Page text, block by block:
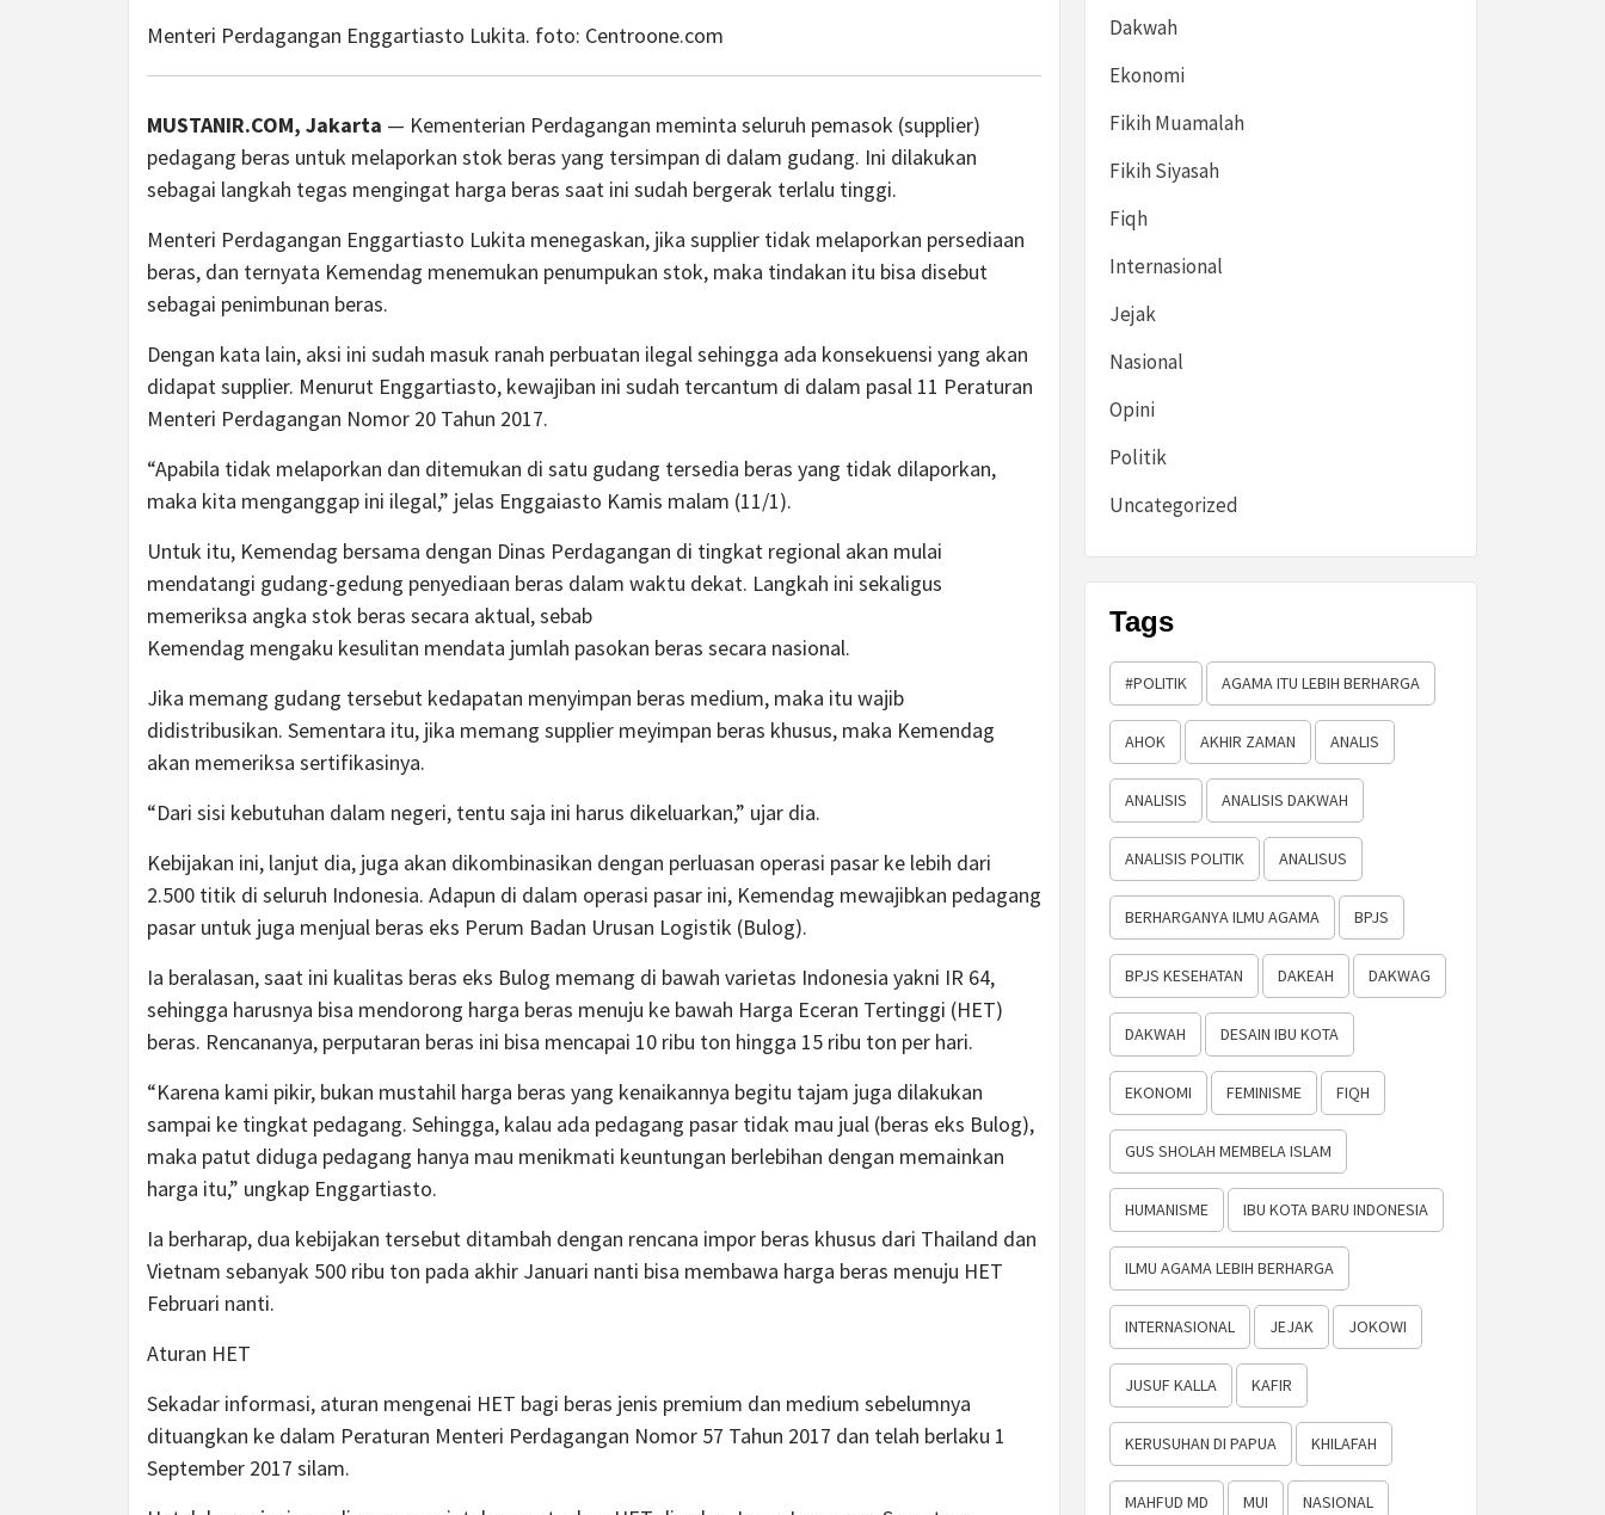
Menteri Perdagangan Enggartiasto Lukita. foto: Centroone.com
MUSTANIR.COM, Jakarta — Kementerian Perdagangan meminta seluruh pemasok (supplier)
pedagang beras untuk melaporkan stok beras yang tersimpan di dalam gudang. Ini dilakukan
sebagai langkah tegas mengingat harga beras saat ini sudah bergerak terlalu tinggi.
Menteri Perdagangan Enggartiasto Lukita menegaskan, jika supplier tidak melaporkan persediaan
beras, dan ternyata Kemendag menemukan penumpukan stok, maka tindakan itu bisa disebut
sebagai penimbunan beras.
Dengan kata lain, aksi ini sudah masuk ranah perbuatan ilegal sehingga ada konsekuensi yang akan
didapat supplier. Menurut Enggartiasto, kewajiban ini sudah tercantum di dalam pasal 11 Peraturan
Menteri Perdagangan Nomor 20 Tahun 2017.
“Apabila tidak melaporkan dan ditemukan di satu gudang tersedia beras yang tidak dilaporkan,
maka kita menganggap ini ilegal,” jelas Enggaiasto Kamis malam (11/1).
Untuk itu, Kemendag bersama dengan Dinas Perdagangan di tingkat regional akan mulai
mendatangi gudang-gedung penyediaan beras dalam waktu dekat. Langkah ini sekaligus
memeriksa angka stok beras secara aktual, sebab
Kemendag mengaku kesulitan mendata jumlah pasokan beras secara nasional.
Jika memang gudang tersebut kedapatan menyimpan beras medium, maka itu wajib
didistribusikan. Sementara itu, jika memang supplier meyimpan beras khusus, maka Kemendag
akan memeriksa sertifikasinya.
“Dari sisi kebutuhan dalam negeri, tentu saja ini harus dikeluarkan,” ujar dia.
Kebijakan ini, lanjut dia, juga akan dikombinasikan dengan perluasan operasi pasar ke lebih dari
2.500 titik di seluruh Indonesia. Adapun di dalam operasi pasar ini, Kemendag mewajibkan pedagang
pasar untuk juga menjual beras eks Perum Badan Urusan Logistik (Bulog).
Ia beralasan, saat ini kualitas beras eks Bulog memang di bawah varietas Indonesia yakni IR 64,
sehingga harusnya bisa mendorong harga beras menuju ke bawah Harga Eceran Tertinggi (HET)
beras. Rencananya, perputaran beras ini bisa mencapai 10 ribu ton hingga 15 ribu ton per hari.
“Karena kami pikir, bukan mustahil harga beras yang kenaikannya begitu tajam juga dilakukan
sampai ke tingkat pedagang. Sehingga, kalau ada pedagang pasar tidak mau jual (beras eks Bulog),
maka patut diduga pedagang hanya mau menikmati keuntungan berlebihan dengan memainkan
harga itu,” ungkap Enggartiasto.
Ia berharap, dua kebijakan tersebut ditambah dengan rencana impor beras khusus dari Thailand dan
Vietnam sebanyak 500 ribu ton pada akhir Januari nanti bisa membawa harga beras menuju HET
Februari nanti.
Aturan HET
Sekadar informasi, aturan mengenai HET bagi beras jenis premium dan medium sebelumnya
dituangkan ke dalam Peraturan Menteri Perdagangan Nomor 57 Tahun 2017 dan telah berlaku 1
September 2017 silam.
Dakwah
Ekonomi
Fikih Muamalah
Fikih Siyasah
Fiqh
Internasional
Jejak
Nasional
Opini
Politik
Uncategorized
Tags
#POLITIK AGAMA ITU LEBIH BERHARGA
AHOK AKHIR ZAMAN ANALIS
ANALISIS ANALISIS DAKWAH
ANALISIS POLITIK ANALISUS
BERHARGANYA ILMU AGAMA BPJS
BPJS KESEHATAN DAKEAH DAKWAG
DAKWAH DESAIN IBU KOTA
EKONOMI FEMINISME FIQH
GUS SHOLAH MEMBELA ISLAM
HUMANISME IBU KOTA BARU INDONESIA
ILMU AGAMA LEBIH BERHARGA
INTERNASIONAL JEJAK JOKOWI
JUSUF KALLA KAFIR
KERUSUHAN DI PAPUA KHILAFAH
MAHFUD MD MUI NASIONAL